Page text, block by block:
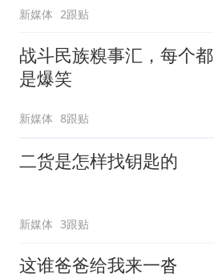
新媒体 2跟贴
战斗民族糗事汇，每个都
是爆笑
新媒体 8跟贴
二货是怎样找钥匙的
新媒体 3跟贴
这谁爸爸给我来一沓